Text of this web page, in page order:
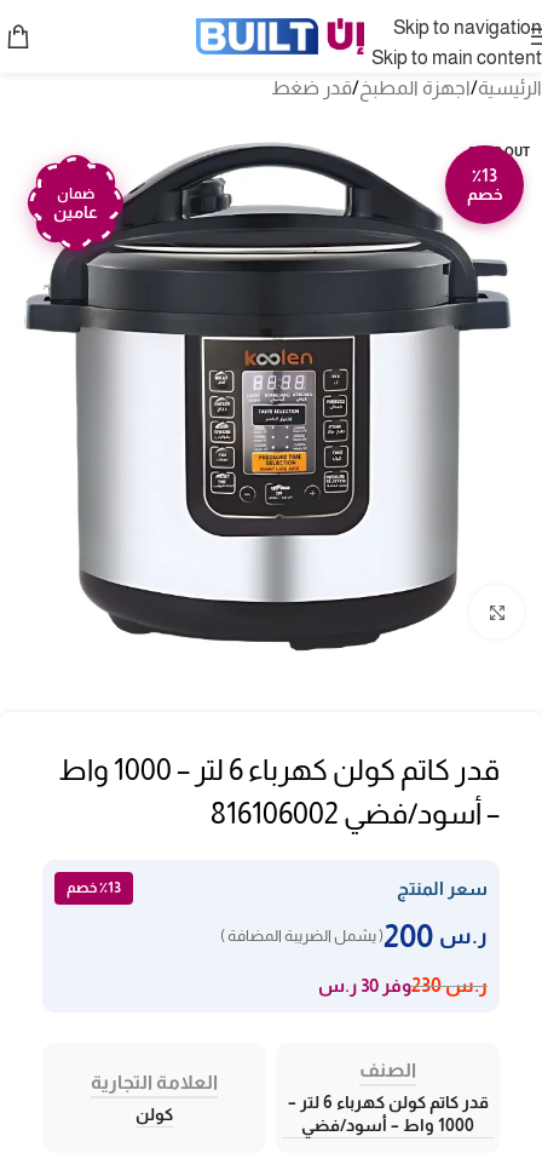
Skip to navigation
Skip to main content
الرئيسية/اجهزة المطبخ/قدر ضغط
SOLD OUT
٪13
خصم
ضمان
عامين
Click to enlarge
قدر كاتم كولن كهرباء 6 لتر – 1000 واط
– أسود/فضي 816106002
سعر المنتج ٪13 خصم
ر.س ( يشمل الضريبة المضافة )
ر.س230 وفر 30 ر.س
الصنف
قدر كاتم كولن كهرباء 6 لتر –
1000 واط – أسود/فضي
العلامة التجارية
كولن